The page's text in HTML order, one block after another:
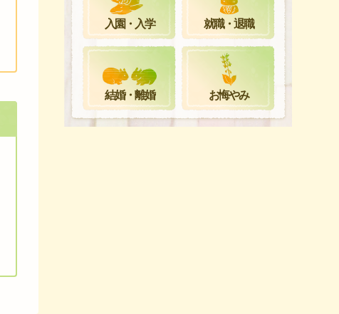
入園・入学 就職・退職
結婚・離婚 お悔やみ